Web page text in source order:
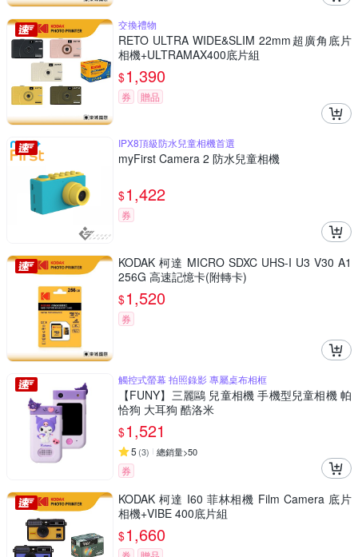
交換禮物
RETO ULTRA WIDE&SLIM 22mm超廣角底片
相機+ULTRAMAX400底片組
$1,390
券 贈品
IPX8頂級防水兒童相機首選
myFirst Camera 2 防水兒童相機
$1,422
券
KODAK 柯達 MICRO SDXC UHS-I U3 V30 A1
256G 高速記憶卡(附轉卡)
$1,520
券
觸控式螢幕 拍照錄影 專屬桌布相框
【FUNY】三麗鷗 兒童相機 手機型兒童相機 帕
恰狗 大耳狗 酷洛米
$1,521
5 (3) 總銷量>50
券
KODAK 柯達 I60 菲林相機 Film Camera 底片
相機+VIBE 400底片組
$1,660